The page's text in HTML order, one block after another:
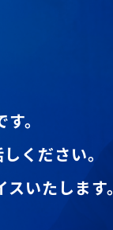
。
ください。
いたします。